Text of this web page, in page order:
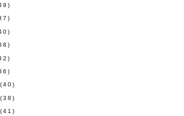
(40)
(38)
(41)